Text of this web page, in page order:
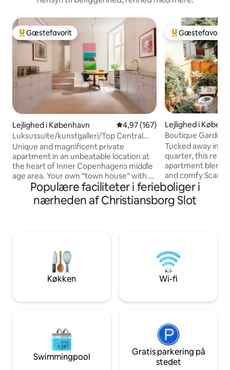
Bedste gæstefavorit
Gæstefavorit
Lejlighed i København 4,97 ud af 5 i gennemsnitlig
4,97 (167)
Luksussuite/kunstgalleri/Top Central
Apartment
Unique and magnificent private
apartment in an unbeatable location at
the heart of Inner Copenhagens middle
age area. Your own “town house” with a
private entrance from a quit sidestreet.
A high-end luxury spread over 140 sqm,
you stay in a fusion Art Gallery luxury
perfect for business meetings / work
stays of longer or shorter periods
Bedste
Gæstefavorit
Lejlighed i
Boutique
oase i gårdhaven
Tucked away in
quarter, this
apartment
and comfy
the charm of old
love the rare
retreat hidden
The epitome of
vintage and lux
Populære faciliteter i ferieboliger i
nærheden af Christiansborg Slot
Køkken Wi-fi
Swimmingpool
Gratis parkering på
stedet